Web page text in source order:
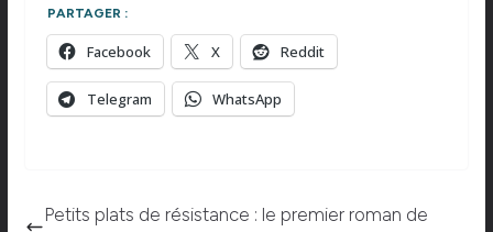
PARTAGER :
Facebook X Reddit
Telegram WhatsApp
Petits plats de résistance : le premier roman de